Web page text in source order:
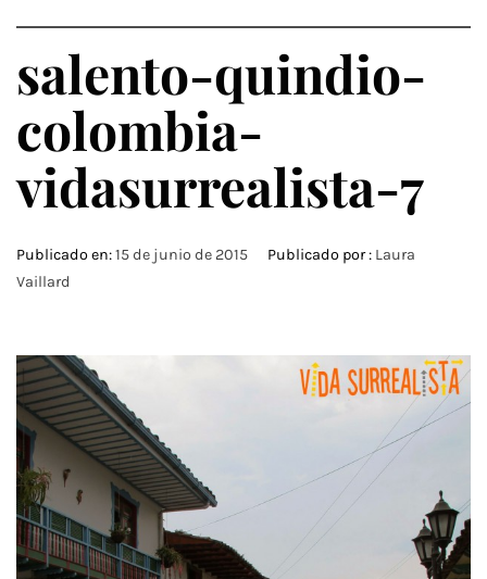
salento-quindio-
colombia-
vidasurrealista-7
Publicado en:15 de junio de 2015 Publicado por : Laura
Vaillard